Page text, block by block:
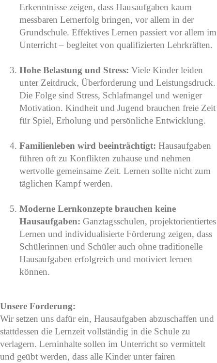
Erkenntnisse zeigen, dass Hausaufgaben kaum
messbaren Lernerfolg bringen, vor allem in der
Grundschule. Effektives Lernen passiert vor allem im
Unterricht – begleitet von qualifizierten Lehrkräften.
Hohe Belastung und Stress: Viele Kinder leiden
unter Zeitdruck, Überforderung und Leistungsdruck.
Die Folge sind Stress, Schlafmangel und weniger
Motivation. Kindheit und Jugend brauchen freie Zeit
für Spiel, Erholung und persönliche Entwicklung.
Familienleben wird beeinträchtigt: Hausaufgaben
führen oft zu Konflikten zuhause und nehmen
wertvolle gemeinsame Zeit. Lernen sollte nicht zum
täglichen Kampf werden.
Moderne Lernkonzepte brauchen keine
Hausaufgaben: Ganztagsschulen, projektorientiertes
Lernen und individualisierte Förderung zeigen, dass
Schülerinnen und Schüler auch ohne traditionelle
Hausaufgaben erfolgreich und motiviert lernen
können.
Unsere Forderung:
Wir setzen uns dafür ein, Hausaufgaben abzuschaffen und
stattdessen die Lernzeit vollständig in die Schule zu
verlagern. Lerninhalte sollen im Unterricht so vermittelt
und geübt werden, dass alle Kinder unter fairen